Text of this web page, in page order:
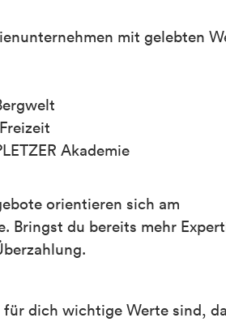
mit gelebten
Akademie
orientieren sich am
Bringst du bereits mehr
dich wichtige Werte sind,